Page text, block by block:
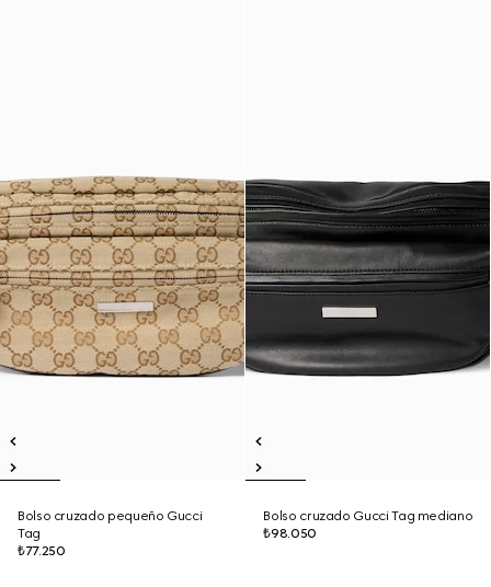
Bolso cruzado pequeño Gucci
Tag
₺77.250
Bolso cruzado Gucci Tag mediano
₺98.050